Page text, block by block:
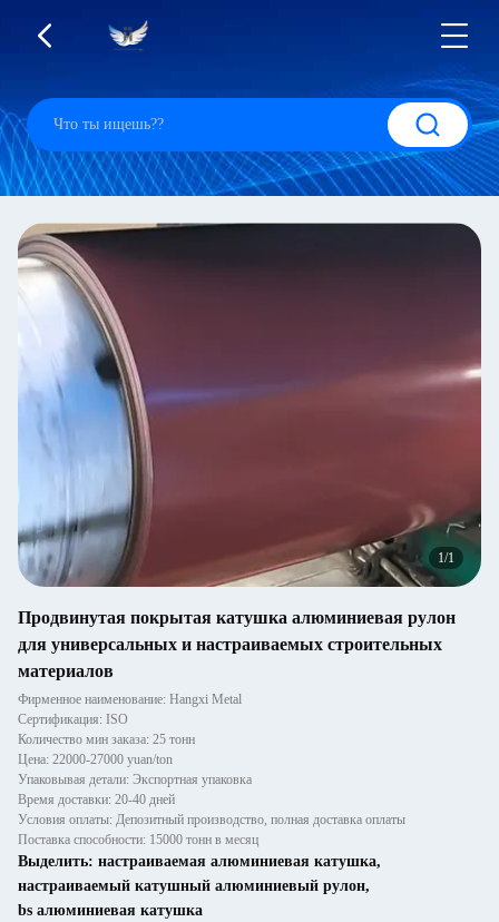
1/1
Продвинутая покрытая катушка алюминиевая рулон
для универсальных и настраиваемых строительных
материалов
Фирменное наименование: Hangxi Metal
Сертификация: ISO
Количество мин заказа: 25 тонн
Цена: 22000-27000 yuan/ton
Упаковывая детали: Экспортная упаковка
Время доставки: 20-40 дней
Условия оплаты: Депозитный производство, полная доставка оплаты
Поставка способности: 15000 тонн в месяц
Выделить: настраиваемая алюминиевая катушка,
настраиваемый катушный алюминиевый рулон,
bs алюминиевая катушка